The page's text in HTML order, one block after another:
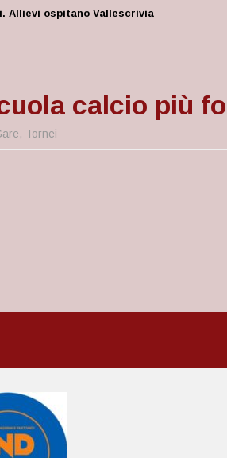
Allievi ospitano Vallescrivia
calcio più
, Tornei